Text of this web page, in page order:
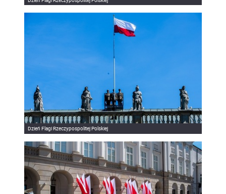
Dzień Flagi Rzeczypospolitej Polskiej